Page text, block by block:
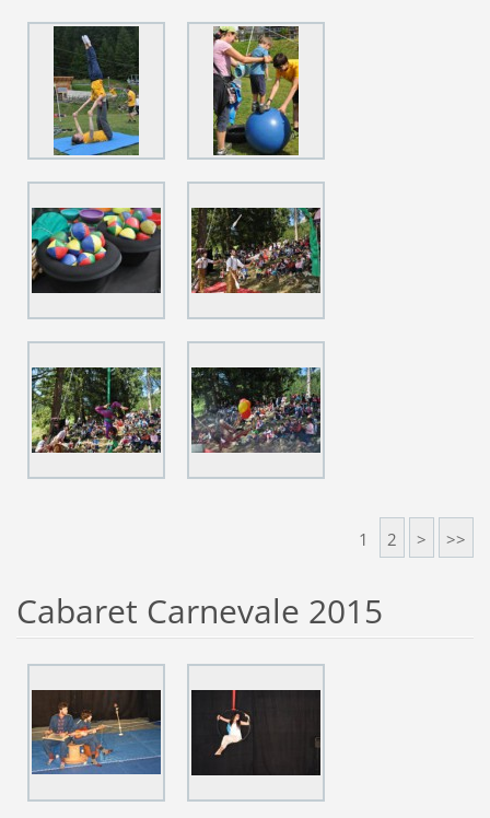
1 2 > >>
Cabaret Carnevale 2015